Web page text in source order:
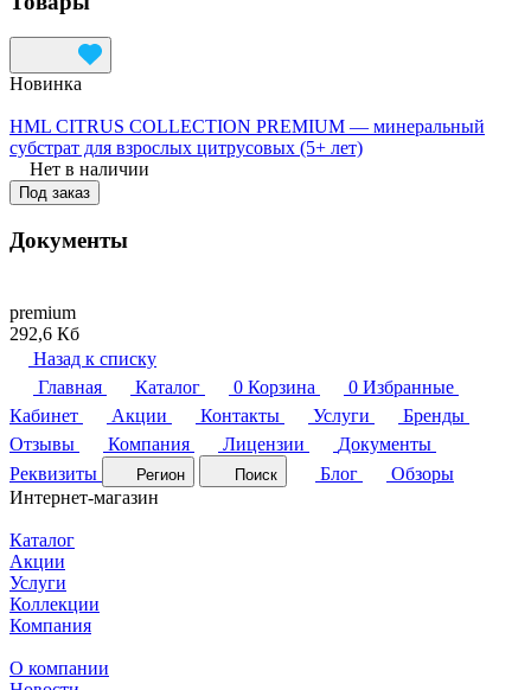
Новинка
HML CITRUS COLLECTION PREMIUM — минеральный
субстрат для взрослых цитрусовых (5+ лет)
Нет в наличии
Под заказ
Документы
premium
292,6 Кб
Назад к списку
Главная
Каталог 0 Корзина 0 Избранные
Кабинет
Акции Контакты Услуги
Бренды
Отзывы
Компания Лицензии
Документы
Реквизиты
Регион Поиск Блог
Обзоры
Интернет-магазин
Каталог
Акции
Услуги
Коллекции
Компания
О компании